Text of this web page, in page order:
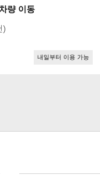
량 이동
)
내일부터 이용 가능